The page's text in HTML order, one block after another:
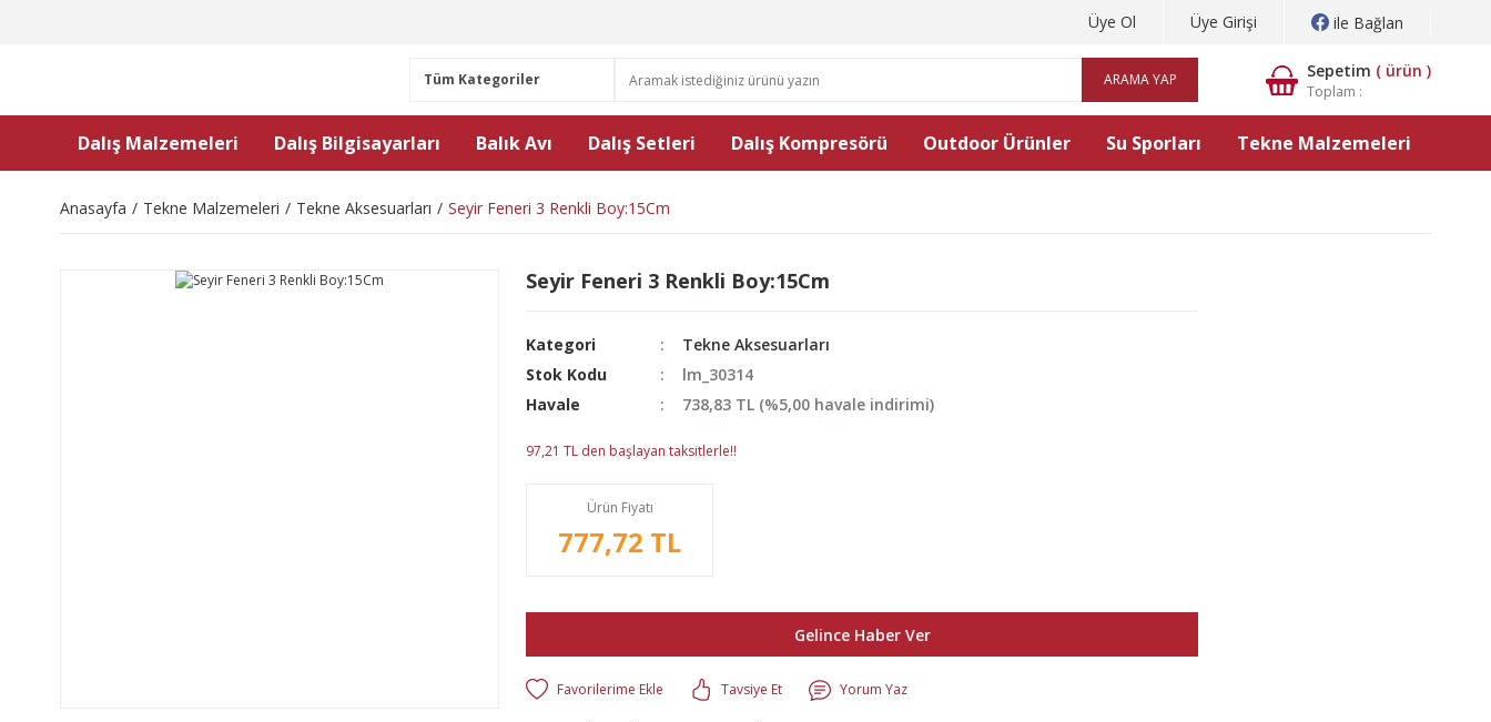
Üye Ol Üye Girişi ile Bağlan
ARAMA YAP Sepetim ( ürün )
Toplam :
Dalış Malzemeleri Dalış Bilgisayarları Balık Avı Dalış Setleri Dalış Kompresörü Outdoor Ürünler Su Sporları Tekne Malzemeleri
Anasayfa Tekne Malzemeleri Tekne Aksesuarları Seyir Feneri 3 Renkli Boy:15Cm
Seyir Feneri 3 Renkli Boy:15Cm
Kategori
Tekne Aksesuarları
Stok Kodu
lm_30314
Havale
738,83 TL (%5,00 havale indirimi)
97,21 TL den başlayan taksitlerle!!
Ürün Fiyatı
777,72 TL
Gelince Haber Ver
Tavsiye Et Yorum Yaz